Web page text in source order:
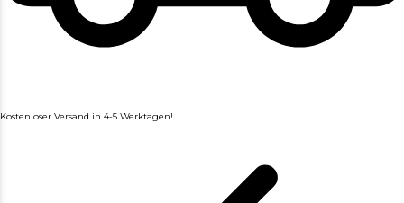
Kostenloser Versand in 4-5 Werktagen!